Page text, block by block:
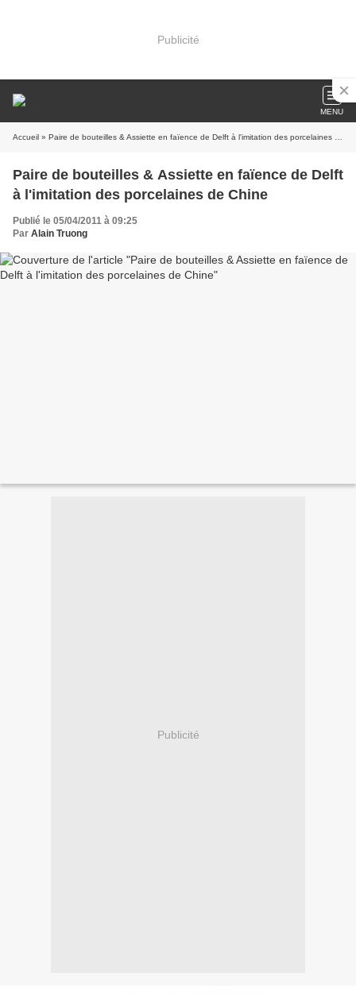
Publicité
MENU
Accueil » Paire de bouteilles & Assiette en faïence de Delft à l'imitation des porcelaines de Chine
Paire de bouteilles & Assiette en faïence de Delft
à l'imitation des porcelaines de Chine
Publié le 05/04/2011 à 09:25
Par Alain Truong
Publicité